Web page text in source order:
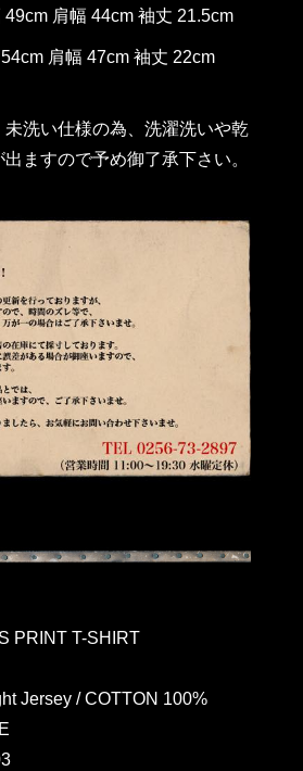
肩幅 44cm 袖丈 21.5cm
肩幅 47cm 袖丈 22cm
洗い仕様の為、洗濯洗いや乾
ますので予め御了承下さい。
PRINT T-SHIRT
Jersey / COTTON 100%